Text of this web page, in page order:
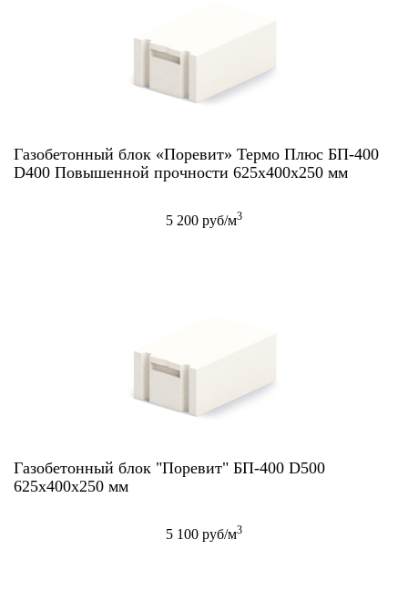
Газобетонный блок «Поревит» Термо Плюс БП-400
D400 Повышенной прочности 625x400x250 мм
5 200 руб/м3
Газобетонный блок "Поревит" БП-400 D500
625x400x250 мм
5 100 руб/м3